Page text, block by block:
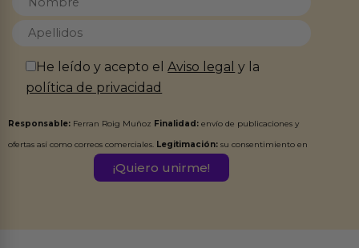
He leído y acepto elAviso legal y la
política de privacidad
Responsable: Ferran Roig Muñoz Finalidad: envío de publicaciones y
ofertas así como correos comerciales. Legitimación: su consentimiento en
Destinatarios:Ferran Roig Muñoz. Podrás ejercer tus